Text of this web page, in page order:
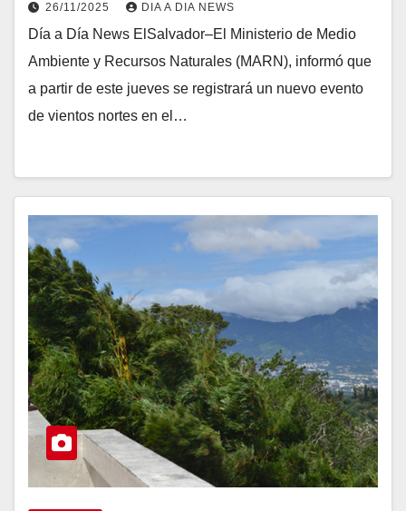
26/11/2025 DIA A DIA NEWS
Día a Día News ElSalvador–El Ministerio de Medio
Ambiente y Recursos Naturales (MARN), informó que
a partir de este jueves se registrará un nuevo evento
de vientos nortes en el…